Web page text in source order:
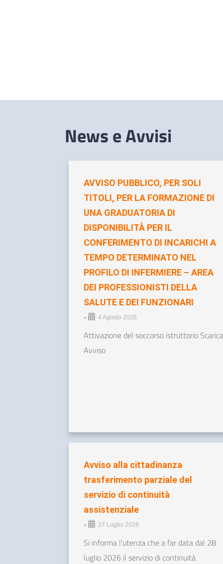
News e Avvisi
AVVISO PUBBLICO, PER SOLI
TITOLI, PER LA FORMAZIONE DI
UNA GRADUATORIA DI
DISPONIBILITÀ PER IL
CONFERIMENTO DI INCARICHI A
TEMPO DETERMINATO NEL
PROFILO DI INFERMIERE – AREA
DEI PROFESSIONISTI DELLA
SALUTE E DEI FUNZIONARI
• 4 Agosto 2026
Attivazione del soccorso istruttorio Scarica
Avviso
Avviso alla cittadinanza
trasferimento parziale del
servizio di continuità
assistenziale
• 27 Luglio 2026
Si informa l’utenza che a far data dal 28
luglio 2026 il servizio di continuità